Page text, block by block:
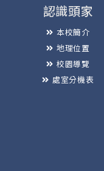
認識頭家
本校簡介
地理位置
校園導覽
處室分機表